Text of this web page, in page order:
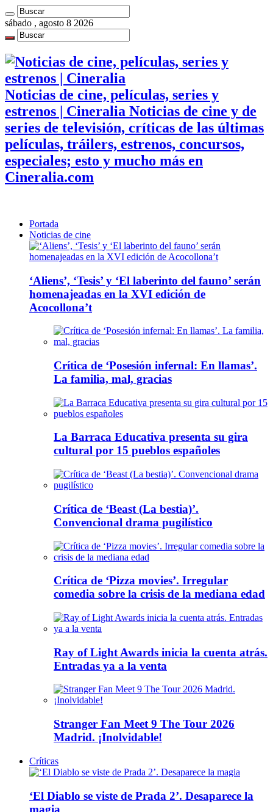
sábado , agosto 8 2026
Noticias de cine, películas, series y
estrenos | Cineralia Noticias de cine y de
series de televisión, críticas de las últimas
películas, tráilers, estrenos, concursos,
especiales; esto y mucho más en
Cineralia.com
Portada
Noticias de cine
‘Aliens’, ‘Tesis’ y ‘El laberinto del fauno’ serán
homenajeadas en la XVI edición de
Acocollona’t
Crítica de ‘Posesión infernal: En llamas’.
La familia, mal, gracias
La Barraca Educativa presenta su gira
cultural por 15 pueblos españoles
Crítica de ‘Beast (La bestia)’.
Convencional drama pugilístico
Crítica de ‘Pizza movies’. Irregular
comedia sobre la crisis de la mediana edad
Ray of Light Awards inicia la cuenta atrás.
Entradas ya a la venta
Stranger Fan Meet 9 The Tour 2026
Madrid. ¡Inolvidable!
Críticas
‘El Diablo se viste de Prada 2’. Desaparece la
magia